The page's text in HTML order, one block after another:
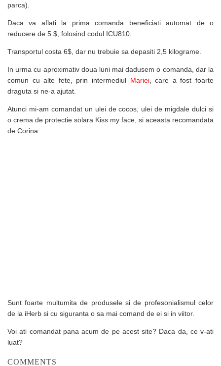
parca).
Daca va aflati la prima comanda beneficiati automat de o
reducere de 5 $, folosind codul ICU810.
Transportul costa 6$, dar nu trebuie sa depasiti 2,5 kilograme.
In urma cu aproximativ doua luni mai dadusem o comanda, dar la
comun cu alte fete, prin intermediul Mariei, care a fost foarte
draguta si ne-a ajutat.
Atunci mi-am comandat un ulei de cocos, ulei de migdale dulci si
o crema de protectie solara Kiss my face, si aceasta recomandata
de Corina.
Sunt foarte multumita de produsele si de profesonialismul celor
de la iHerb si cu siguranta o sa mai comand de ei si in viitor.
Voi ati comandat pana acum de pe acest site? Daca da, ce v-ati
luat?
COMMENTS